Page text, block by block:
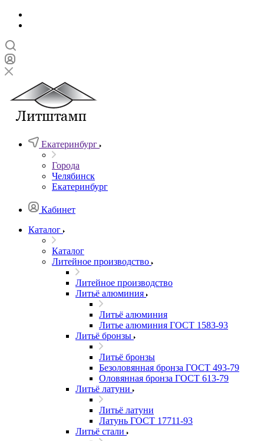
Екатеринбург
Города
Челябинск
Екатеринбург
Кабинет
Каталог
Каталог
Литейное производство
Литейное производство
Литьё алюминия
Литьё алюминия
Литье алюминия ГОСТ 1583-93
Литьё бронзы
Литьё бронзы
Безоловянная бронза ГОСТ 493-79
Оловянная бронза ГОСТ 613-79
Литьё латуни
Литьё латуни
Латунь ГОСТ 17711-93
Литьё стали